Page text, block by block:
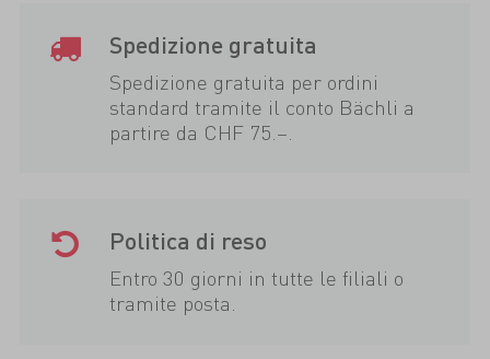
Spedizione gratuita
Spedizione gratuita per ordini
standard tramite il conto Bächli a
partire da CHF 75.–.
Politica di reso
Entro 30 giorni in tutte le filiali o
tramite posta.